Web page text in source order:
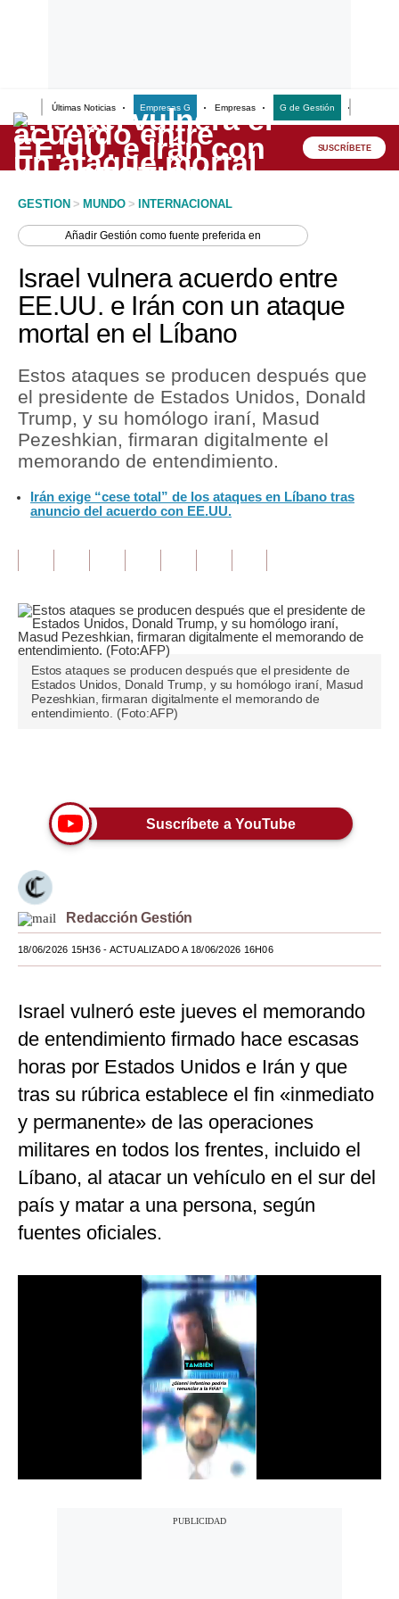
Últimas Noticias Empresas G Empresas G de Gestión
Lo último
Peru Quiosco
Economía
Mercados
Política
Tu Dinero
Finanzas Personales
Inmobiliarias
Opinión
Editorial
Pregunta de hoy
Blogs
Tendencias
Moda
Mundo
EEUU
México
España
Internacional
Tecnología
Mix
G de Gestión
Notas Contratadas
Somos?
SUSCRÍBETE
GESTION > MUNDO > INTERNACIONAL
AñadirGestión como fuente preferida en
Israel vulnera acuerdo entre
EE.UU. e Irán con un ataque
mortal en el Líbano
Estos ataques se producen después que
el presidente de Estados Unidos, Donald
Trump, y su homólogo iraní, Masud
Pezeshkian, firmaran digitalmente el
memorando de entendimiento.
Irán exige “cese total” de los ataques en Líbano tras
anuncio del acuerdo con EE.UU.
Estos ataques se producen después que el presidente de
Estados Unidos, Donald Trump, y su homólogo iraní, Masud
Pezeshkian, firmaran digitalmente el memorando de
entendimiento. (Foto:AFP)
Suscríbete a YouTube
Redacción Gestión
18/06/2026 15H36- ACTUALIZADO A 18/06/2026 16H06
Israel vulneró este jueves el memorando
de entendimiento firmado hace escasas
horas por Estados Unidos e Irán y que
tras su rúbrica establece el fin «inmediato
y permanente» de las operaciones
militares en todos los frentes, incluido el
Líbano, al atacar un vehículo en el sur del
país y matar a una persona, según
fuentes oficiales.